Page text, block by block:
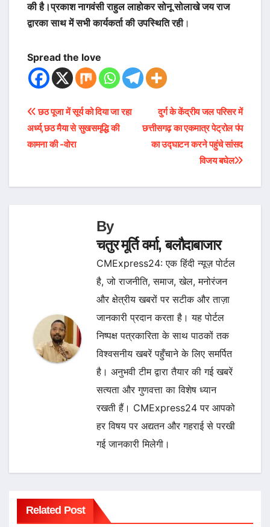
की है।प्रकाश नागवंसी राहुल लाहोकर सोनू सोलाखे जय राज
द्वारका साथ में सभी कार्यकर्ता की उपस्थिति रही।
Spread the love
Post
navigation
दुर्ग के केंद्रीय जल परिसर में
छत्तीसगढ़ का एकमात्र पेट्रोल पंप
का उद्घाटन करने पहुंचे सांसद
विजय बघेल
छठ पूजा में सूर्य को दिया जा रहा
अर्ध्य,छठ मैया से सुखसमृद्धि की
कामना की -वोरा
By
चतुर मूर्ति वर्मा, बलौदाबाजार
CMExpress24: एक हिंदी न्यूज़ पोर्टल
है, जो राजनीति, समाज, खेल, मनोरंजन
और क्षेत्रीय खबरों पर सटीक और ताज़ा
जानकारी प्रदान करता है। यह पोर्टल
निष्पक्ष पत्रकारिता के साथ पाठकों तक
विश्वसनीय खबरें पहुँचाने के लिए समर्पित
है। अनुभवी टीम द्वारा तैयार की गई खबरें
सत्यता और गुणवत्ता का विशेष ध्यान
रखती हैं। CMExpress24 पर आपको
हर विषय पर अद्यतन और गहराई से परखी
गई जानकारी मिलेगी।
Related Post